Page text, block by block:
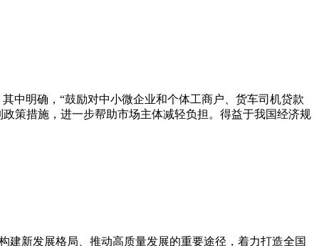
中明确，“鼓励对中小微企业和个体工商户、货车司机贷款
策措施，进一步帮助市场主体减轻负担。得益于我国经济规
建新发展格局、推动高质量发展的重要途径，着力打造全国